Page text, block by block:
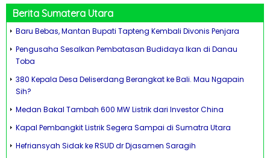
Berita Sumatera Utara
Baru Bebas, Mantan Bupati Tapteng Kembali Divonis Penjara
Pengusaha Sesalkan Pembatasan Budidaya Ikan di Danau
Toba
380 Kepala Desa Deliserdang Berangkat ke Bali. Mau Ngapain
Sih?
Medan Bakal Tambah 600 MW Listrik dari Investor China
Kapal Pembangkit Listrik Segera Sampai di Sumatra Utara
Hefriansyah Sidak ke RSUD dr Djasamen Saragih